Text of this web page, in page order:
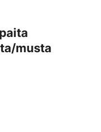
musta